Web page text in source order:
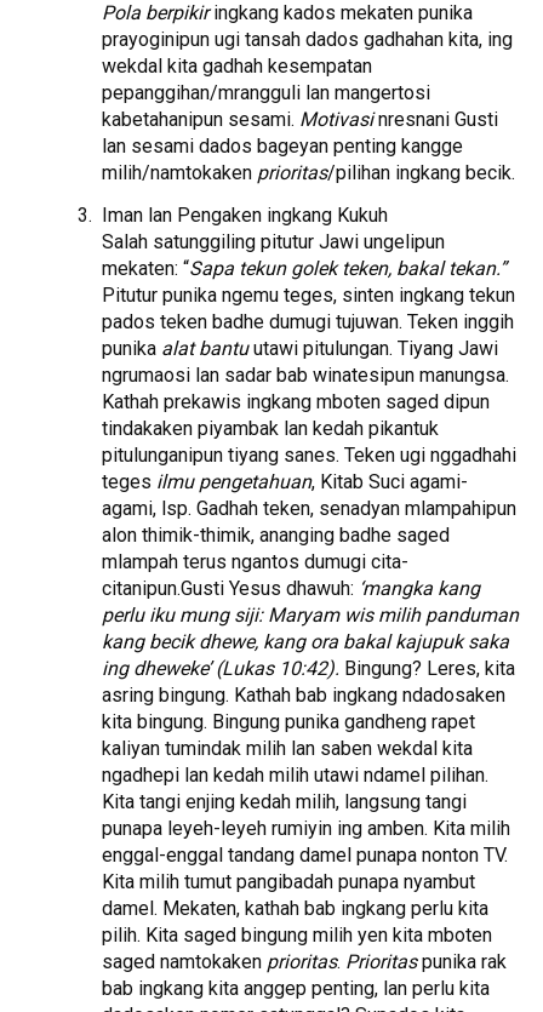
Pola berpikiringkang kados mekaten punika
prayoginipun ugi tansah dados gadhahan kita, ing
wekdal kita gadhah kesempatan
pepanggihan/mrangguli lan mangertosi
kabetahanipun sesami. Motivasinresnani Gusti
lan sesami dados bageyan penting kangge
milih/namtokaken prioritas/pilihan ingkang becik.
Iman lan Pengaken ingkang Kukuh
Salah satunggiling pitutur Jawi ungelipun
mekaten: “Sapa tekun golek teken, bakal tekan.”
Pitutur punika ngemu teges, sinten ingkang tekun
pados teken badhe dumugi tujuwan. Teken inggih
punika alat bantuutawi pitulungan. Tiyang Jawi
ngrumaosi lan sadar bab winatesipun manungsa.
Kathah prekawis ingkang mboten saged dipun
tindakaken piyambak lan kedah pikantuk
pitulunganipun tiyang sanes. Teken ugi nggadhahi
teges ilmu pengetahuan, Kitab Suci agami-
agami, lsp. Gadhah teken, senadyan mlampahipun
alon thimik-thimik, ananging badhe saged
mlampah terus ngantos dumugi cita-
citanipun.Gusti Yesus dhawuh: ‘mangka kang
perlu iku mung siji: Maryam wis milih panduman
kang becik dhewe, kang ora bakal kajupuk saka
ing dheweke’ (Lukas 10:42). Bingung? Leres, kita
asring bingung. Kathah bab ingkang ndadosaken
kita bingung. Bingung punika gandheng rapet
kaliyan tumindak milih lan saben wekdal kita
ngadhepi lan kedah milih utawi ndamel pilihan.
Kita tangi enjing kedah milih, langsung tangi
punapa leyeh-leyeh rumiyin ing amben. Kita milih
enggal-enggal tandang damel punapa nonton TV.
Kita milih tumut pangibadah punapa nyambut
damel. Mekaten, kathah bab ingkang perlu kita
pilih. Kita saged bingung milih yen kita mboten
saged namtokaken prioritas. Prioritaspunika rak
bab ingkang kita anggep penting, lan perlu kita